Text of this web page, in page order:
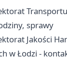
sprawy
Jakości
w Łodzi -